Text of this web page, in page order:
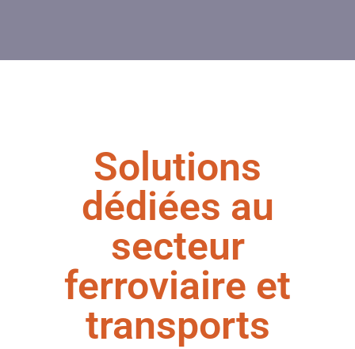
Solutions
dédiées au
secteur
ferroviaire et
transports